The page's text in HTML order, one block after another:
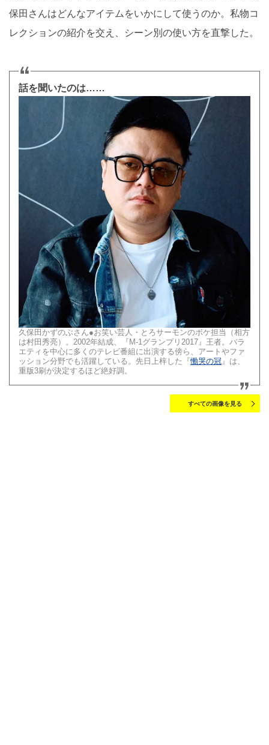
保⽥さんはどんなアイテムをいかにして使うのか。私物コ
レクションの紹介を交え、シーン別の使い方を直撃した。
話を聞いたのは……
久保⽥かずのぶさん●お笑い芸⼈・とろサーモンのボケ担当（相⽅
は村⽥秀亮）。2002年結成、『M-1グランプリ2017』王者。バラ
エティを中⼼に多くのテレビ番組に出演する傍ら、アートやファ
ッション分野でも活躍している。先⽇上梓した『慟哭の冠』は、
重版3刷が決定するほど絶好調。
すべての画像を見る